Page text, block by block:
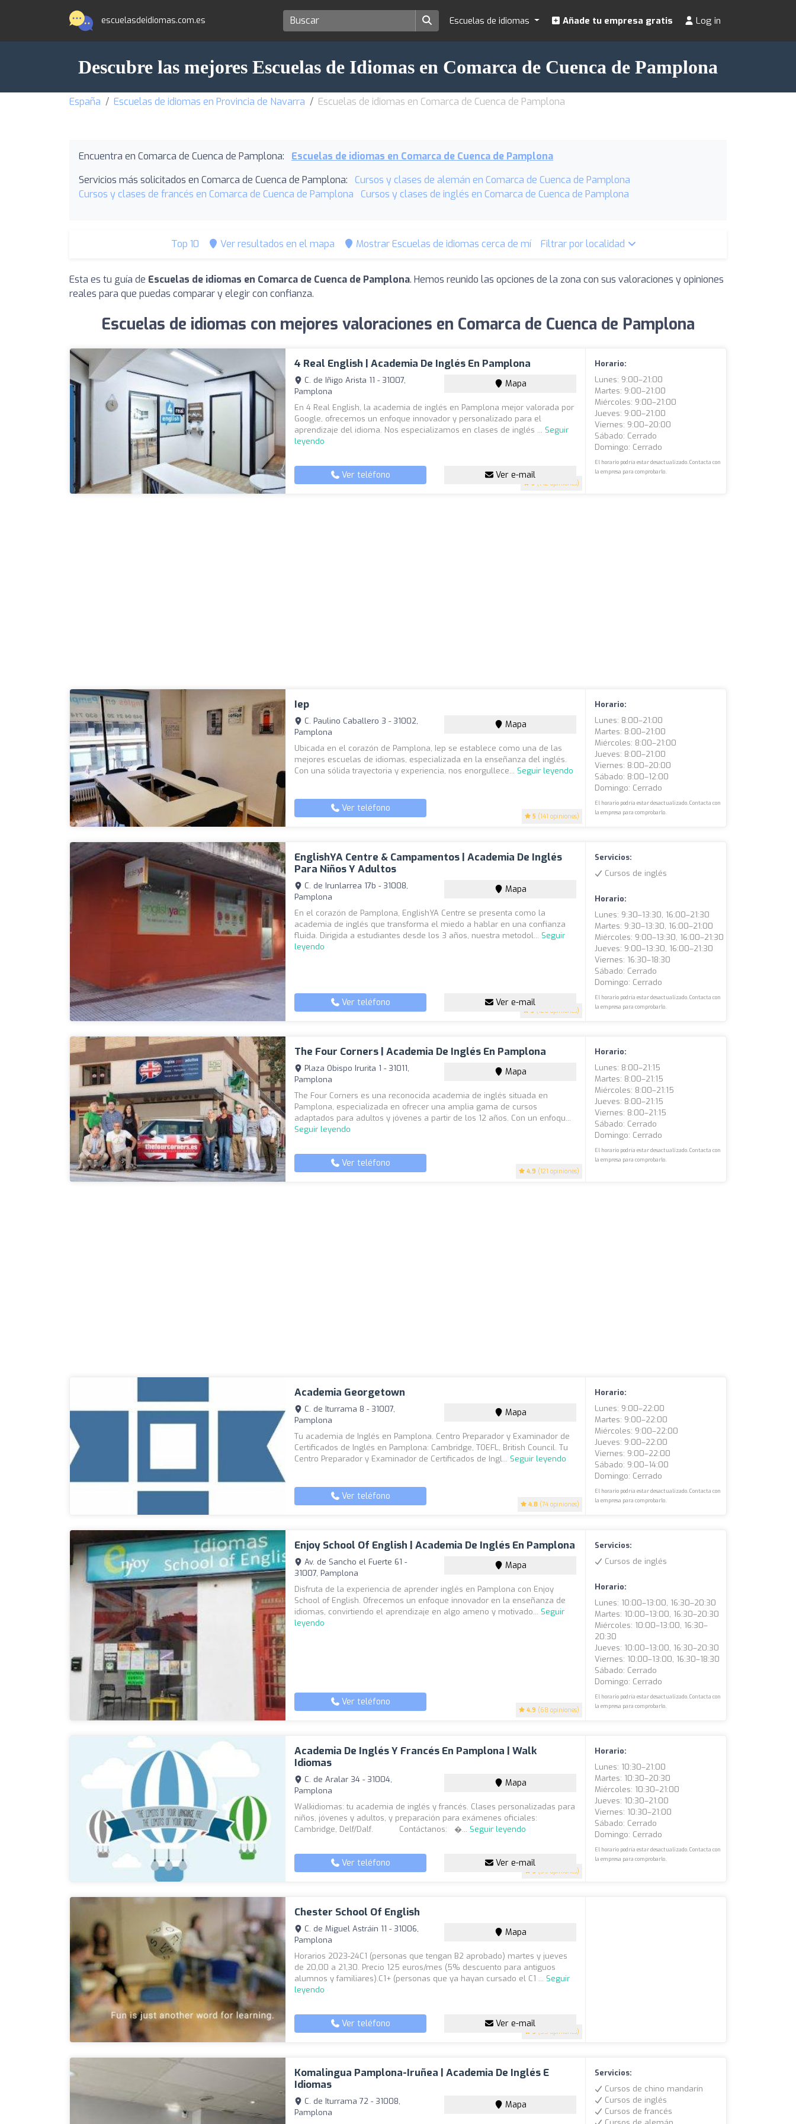
escuelasdeidiomas.com.es Escuelas de idiomas Añade tu empresa gratis Log in
Descubre las mejores Escuelas de Idiomas en Comarca de Cuenca de Pamplona
España Escuelas de idiomas en Provincia de Navarra Escuelas de idiomas en Comarca de Cuenca de Pamplona
Encuentra en Comarca de Cuenca de Pamplona:
Escuelas de idiomas en Comarca de Cuenca de Pamplona
Servicios más solicitados en Comarca de Cuenca de Pamplona:
Cursos y clases de alemán en Comarca de Cuenca de Pamplona
Cursos y clases de francés en Comarca de Cuenca de Pamplona
Cursos y clases de inglés en Comarca de Cuenca de Pamplona
Top 10 Ver resultados en el mapa Mostrar Escuelas de idiomas cerca de mí Filtrar por localidad
Esta es tu guía de Escuelas de idiomas en Comarca de Cuenca de Pamplona. Hemos reunido las opciones de la zona con sus valoraciones y opiniones
reales para que puedas comparar y elegir con confianza.
Escuelas de idiomas con mejores valoraciones en Comarca de Cuenca de Pamplona
4 Real English | Academia De Inglés En Pamplona
5 (142 opiniones)
C. de Iñigo Arista 11 - 31007,
Pamplona
Mapa
En 4 Real English, la academia de inglés en Pamplona mejor valorada por
Google, ofrecemos un enfoque innovador y personalizado para el
aprendizaje del idioma. Nos especializamos en clases de inglés ... Seguir
leyendo
Ver teléfono Ver e-mail
Horario:
Lunes: 9:00–21:00
Martes: 9:00–21:00
Miércoles: 9:00–21:00
Jueves: 9:00–21:00
Viernes: 9:00–20:00
Sábado: Cerrado
Domingo: Cerrado
El horario podría estar desactualizado. Contacta con
la empresa para comprobarlo.
Iep
5 (141 opiniones)
C. Paulino Caballero 3 - 31002,
Pamplona
Mapa
Ubicada en el corazón de Pamplona, Iep se establece como una de las
mejores escuelas de idiomas, especializada en la enseñanza del inglés.
Con una sólida trayectoria y experiencia, nos enorgullece... Seguir leyendo
Ver teléfono
Horario:
Lunes: 8:00–21:00
Martes: 8:00–21:00
Miércoles: 8:00–21:00
Jueves: 8:00–21:00
Viernes: 8:00–20:00
Sábado: 8:00–12:00
Domingo: Cerrado
El horario podría estar desactualizado. Contacta con
la empresa para comprobarlo.
EnglishYA Centre & Campamentos | Academia De Inglés
Para Niños Y Adultos
5 (126 opiniones)
C. de Irunlarrea 17b - 31008,
Pamplona
Mapa
En el corazón de Pamplona, EnglishYA Centre se presenta como la
academia de inglés que transforma el miedo a hablar en una confianza
fluida. Dirigida a estudiantes desde los 3 años, nuestra metodol... Seguir
leyendo
Ver teléfono Ver e-mail
Servicios:
Cursos de inglés
Horario:
Lunes: 9:30–13:30, 16:00–21:30
Martes: 9:30–13:30, 16:00–21:00
Miércoles: 9:00–13:30, 16:00–21:30
Jueves: 9:00–13:30, 16:00–21:30
Viernes: 16:30–18:30
Sábado: Cerrado
Domingo: Cerrado
El horario podría estar desactualizado. Contacta con
la empresa para comprobarlo.
The Four Corners | Academia De Inglés En Pamplona
4.9 (121 opiniones)
Plaza Obispo Irurita 1 - 31011,
Pamplona
Mapa
The Four Corners es una reconocida academia de inglés situada en
Pamplona, especializada en ofrecer una amplia gama de cursos
adaptados para adultos y jóvenes a partir de los 12 años. Con un enfoqu...
Seguir leyendo
Ver teléfono
Horario:
Lunes: 8:00–21:15
Martes: 8:00–21:15
Miércoles: 8:00–21:15
Jueves: 8:00–21:15
Viernes: 8:00–21:15
Sábado: Cerrado
Domingo: Cerrado
El horario podría estar desactualizado. Contacta con
la empresa para comprobarlo.
Academia Georgetown
4.8 (74 opiniones)
C. de Iturrama 8 - 31007,
Pamplona
Mapa
Tu academia de Inglés en Pamplona. Centro Preparador y Examinador de
Certificados de Inglés en Pamplona: Cambridge, TOEFL, British Council. Tu
Centro Preparador y Examinador de Certificados de Ingl... Seguir leyendo
Ver teléfono
Horario:
Lunes: 9:00–22:00
Martes: 9:00–22:00
Miércoles: 9:00–22:00
Jueves: 9:00–22:00
Viernes: 9:00–22:00
Sábado: 9:00–14:00
Domingo: Cerrado
El horario podría estar desactualizado. Contacta con
la empresa para comprobarlo.
Enjoy School Of English | Academia De Inglés En Pamplona
4.9 (68 opiniones)
Av. de Sancho el Fuerte 61 -
31007, Pamplona
Mapa
Disfruta de la experiencia de aprender inglés en Pamplona con Enjoy
School of English. Ofrecemos un enfoque innovador en la enseñanza de
idiomas, convirtiendo el aprendizaje en algo ameno y motivado... Seguir
leyendo
Ver teléfono
Servicios:
Cursos de inglés
Horario:
Lunes: 10:00–13:00, 16:30–20:30
Martes: 10:00–13:00, 16:30–20:30
Miércoles: 10:00–13:00, 16:30–
20:30
Jueves: 10:00–13:00, 16:30–20:30
Viernes: 10:00–13:00, 16:30–18:30
Sábado: Cerrado
Domingo: Cerrado
El horario podría estar desactualizado. Contacta con
la empresa para comprobarlo.
Academia De Inglés Y Francés En Pamplona | Walk
Idiomas
5 (59 opiniones)
C. de Aralar 34 - 31004,
Pamplona
Mapa
Walkidiomas: tu academia de inglés y francés. Clases personalizadas para
niños, jóvenes y adultos, y preparación para exámenes oficiales:
Cambridge, Delf/Dalf. Contáctanos: �... Seguir leyendo
Ver teléfono Ver e-mail
Horario:
Lunes: 10:30–21:00
Martes: 10:30–20:30
Miércoles: 10:30–21:00
Jueves: 10:30–21:00
Viernes: 10:30–21:00
Sábado: Cerrado
Domingo: Cerrado
El horario podría estar desactualizado. Contacta con
la empresa para comprobarlo.
Chester School Of English
5 (55 opiniones)
C. de Miguel Astráin 11 - 31006,
Pamplona
Mapa
Horarios 2023-24C1 (personas que tengan B2 aprobado) martes y jueves
de 20,00 a 21,30. Precio 125 euros/mes (5% descuento para antiguos
alumnos y familiares).C1+ (personas que ya hayan cursado el C1 ... Seguir
leyendo
Ver teléfono Ver e-mail
Komalingua Pamplona-Iruñea | Academia De Inglés E
Idiomas
C. de Iturrama 72 - 31008,
Pamplona
Mapa
Servicios:
Cursos de chino mandarín
Cursos de inglés
Cursos de francés